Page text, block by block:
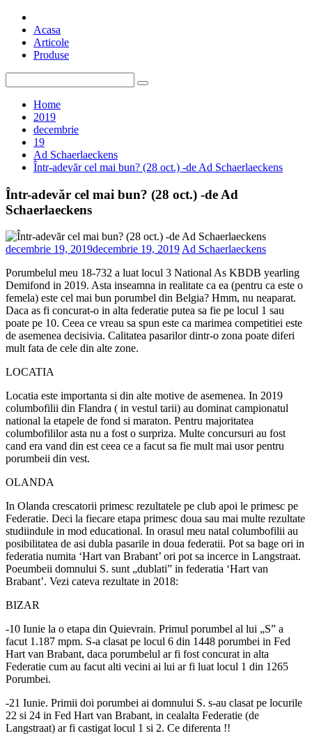
Skip
content
Top Pigeons
Stiri si Articole despre Porumbei
Acasa
Articole
Produse
for:
Home
2019
decembrie
19
Ad Schaerlaeckens
Într-adevăr cel mai bun? (28 oct.) -de Ad Schaerlaeckens
Într-adevăr cel mai bun? (28 oct.) -de Ad
Schaerlaeckens
decembrie 19, 2019decembrie 19, 2019Ad Schaerlaeckens
Porumbelul meu 18-732 a luat locul 3 National As KBDB yearling
Demifond in 2019. Asta inseamna in realitate ca ea (pentru ca este o
femela) este cel mai bun porumbel din Belgia? Hmm, nu neaparat.
Daca as fi concurat-o in alta federatie putea sa fie pe locul 1 sau
poate pe 10. Ceea ce vreau sa spun este ca marimea competitiei este
de asemenea decisivia. Calitatea pasarilor dintr-o zona poate diferi
mult fata de cele din alte zone.
LOCATIA
Locatia este importanta si din alte motive de asemenea. In 2019
columbofilii din Flandra ( in vestul tarii) au dominat campionatul
national la etapele de fond si maraton. Pentru majoritatea
columbofililor asta nu a fost o surpriza. Multe concursuri au fost
cand era vand din est ceea ce a facut sa fie mult mai usor pentru
porumbeii din vest.
OLANDA
In Olanda crescatorii primesc rezultatele pe club apoi le primesc pe
Federatie. Deci la fiecare etapa primesc doua sau mai multe rezultate
studiindule in mod educational. In orasul meu natal columbofilii au
posibilitatea de asi dubla pasarile in doua federatii. Pot sa bage ori in
federatia numita ‘Hart van Brabant’ ori pot sa incerce in Langstraat.
Poeumbeii domnului S. sunt „dublati” in federatia ‘Hart van
Brabant’. Vezi cateva rezultate in 2018:
BIZAR
-10 Iunie la o etapa din Quievrain. Primul porumbel al lui „S” a
facut 1.187 mpm. S-a clasat pe locul 6 din 1448 porumbei in Fed
Hart van Brabant, daca porumbelul ar fi fost concurat in alta
Federatie cum au facut alti vecini ai lui ar fi luat locul 1 din 1265
Porumbei.
-21 Iunie. Primii doi porumbei ai domnului S. s-au clasat pe locurile
22 si 24 in Fed Hart van Brabant, in cealalta Federatie (de
Langstraat) ar fi castigat locul 1 si 2. Ce diferenta !!